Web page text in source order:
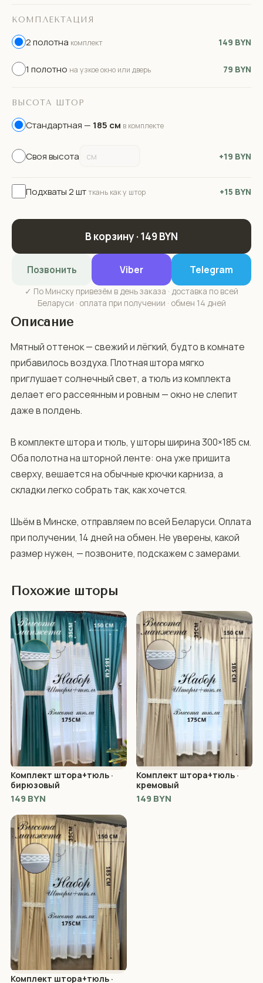
КОМПЛЕКТАЦИЯ
2 полотна комплект 149 BYN
1 полотно на узкое окно или дверь 79 BYN
ВЫСОТА ШТОР
Стандартная — 185 см в комплекте
Своя высота +19 BYN
Подхваты 2 штткань как у штор +15 BYN
В корзину · 149 BYN
Позвонить Viber Telegram
✓ По Минску привезём в день заказа · доставка по всей
Беларуси · оплата при получении · обмен 14 дней
Описание
Мятный оттенок — свежий и лёгкий, будто в комнате
прибавилось воздуха. Плотная штора мягко
приглушает солнечный свет, а тюль из комплекта
делает его рассеянным и ровным — окно не слепит
даже в полдень.
В комплекте штора и тюль, у шторы ширина 300×185 см.
Оба полотна на шторной ленте: она уже пришита
сверху, вешается на обычные крючки карниза, а
складки легко собрать так, как хочется.
Шьём в Минске, отправляем по всей Беларуси. Оплата
при получении, 14 дней на обмен. Не уверены, какой
размер нужен, — позвоните, подскажем с замерами.
Похожие шторы
Комплект штора+тюль ·
бирюзовый
149 BYN
Комплект штора+тюль ·
кремовый
149 BYN
Комплект штора+тюль ·